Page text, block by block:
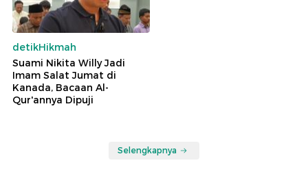
detikHikmah
Suami Nikita Willy Jadi
Imam Salat Jumat di
Kanada, Bacaan Al-
Qur'annya Dipuji
Selengkapnya